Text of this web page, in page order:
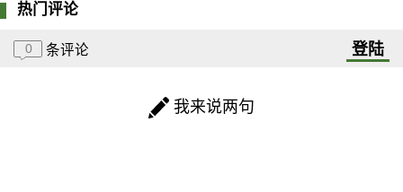
热门评论
0 条评论 登陆
我来说两句